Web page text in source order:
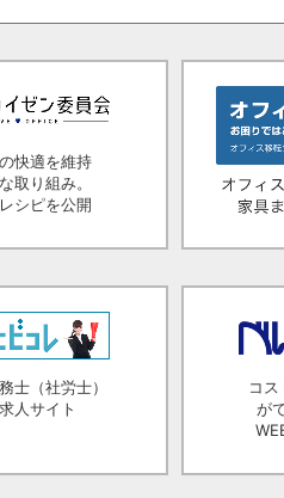
快適を維持
取り組み。
シピを公開
士（社労士）
人サイト
コ
が